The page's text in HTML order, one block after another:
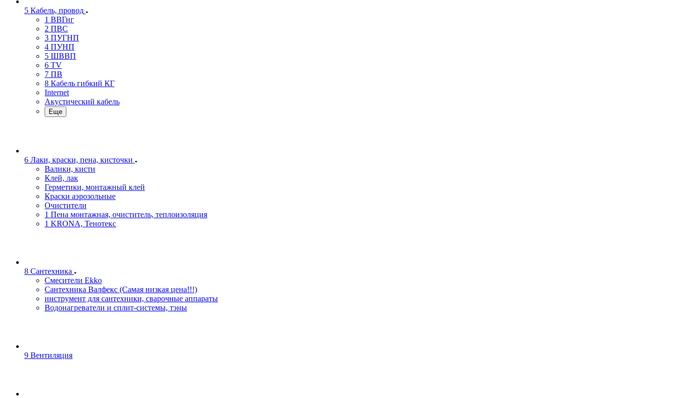
5 Кабель, провод
1 ВВГнг
2 ПВС
3 ПУГНП
4 ПУНП
5 ШВВП
6 TV
7 ПВ
8 Кабель гибкий КГ
Internet
Акустический кабель
Еще
6 Лаки, краски, пена, кисточки
Валики, кисти
Клей, лак
Герметики, монтажный клей
Краски аэрозольные
Очистители
1 Пена монтажная, очиститель, теплоизоляция
1 KRONA, Тенотекс
8 Сантехника
Смесители Ekko
Сантехника Валфекс (Самая низкая цена!!!)
инструмент для сантехники, сварочные аппараты
Водонагреватели и сплит-системы, тэны
9 Вентиляция